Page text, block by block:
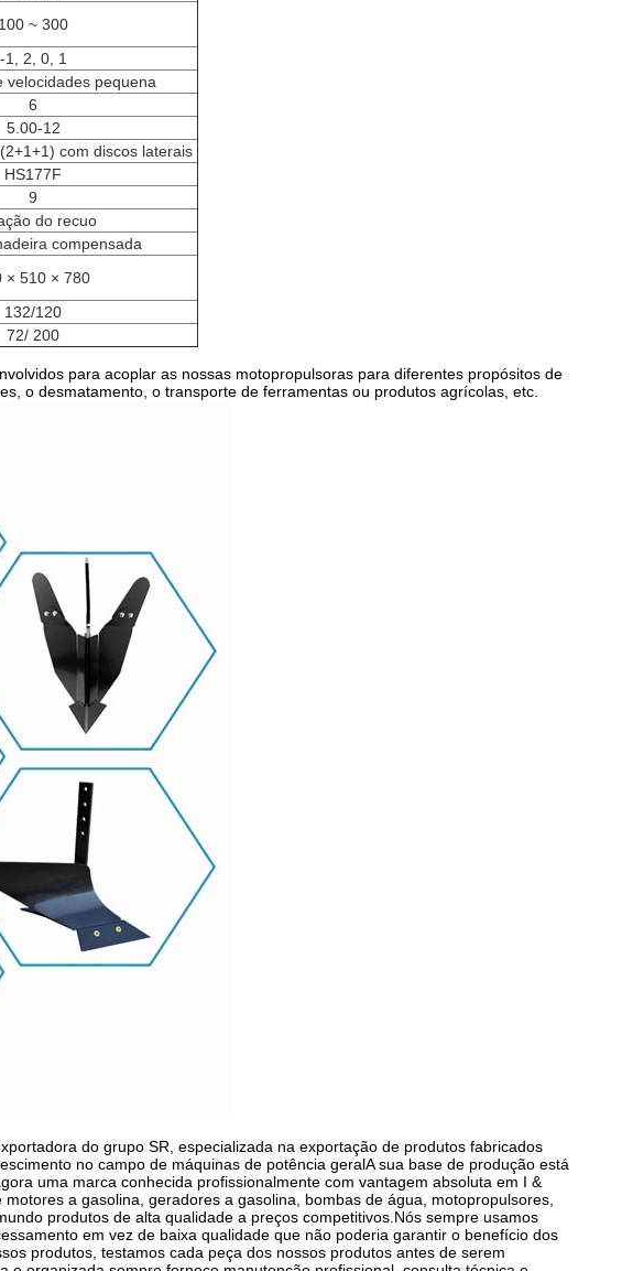
100 ~ 300
-1, 2, 0, 1
velocidades pequena
6
5.00-12
com discos laterais
HS177F
9
do recuo
compensada
× 510 × 780
132/120
72/ 200
para acoplar as nossas motopropulsoras para diferentes propósitos de
o desmatamento, o transporte de ferramentas ou produtos agrícolas, etc.
do grupo SR, especializada na exportação de produtos fabricados
no campo de máquinas de potência geralA sua base de produção está
uma marca conhecida profissionalmente com vantagem absoluta em I &
a gasolina, geradores a gasolina, bombas de água, motopropulsores,
produtos de alta qualidade a preços competitivos.Nós sempre usamos
em vez de baixa qualidade que não poderia garantir o benefício dos
produtos, testamos cada peça dos nossos produtos antes de serem